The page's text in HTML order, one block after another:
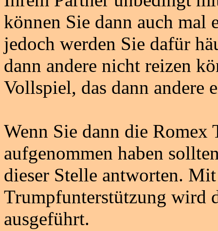
können Sie dann auch mal
jedoch werden Sie dafür
dann andere nicht reizen
Vollspiel, das dann andere
Wenn Sie dann die Romex
aufgenommen haben
dieser Stelle antworten.
Trumpfunterstützung wird
ausgeführt.